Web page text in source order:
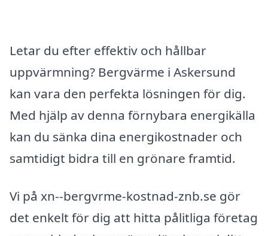
Letar du efter effektiv och hållbar
uppvärmning? Bergvärme i Askersund
kan vara den perfekta lösningen för dig.
Med hjälp av denna förnybara energikälla
kan du sänka dina energikostnader och
samtidigt bidra till en grönare framtid.
Vi på xn--bergvrme-kostnad-znb.se gör
det enkelt för dig att hitta pålitliga företag